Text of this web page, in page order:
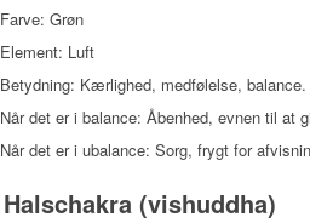
Farve: Grøn
Element: Luft
Betydning: Kærlighed, medfølelse, balance.
Når det er i balance: Åbenhed, evnen til at
Når det er i ubalance: Sorg, frygt for
Halschakra (vishuddha)